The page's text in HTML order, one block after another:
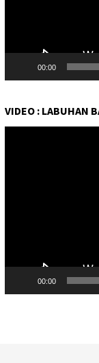
00:00
VIDEO : LABUHAN
00:00